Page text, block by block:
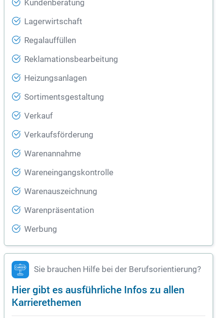
Kundenberatung
Lagerwirtschaft
Regalauffüllen
Reklamationsbearbeitung
Heizungsanlagen
Sortimentsgestaltung
Verkauf
Verkaufsförderung
Warenannahme
Wareneingangskontrolle
Warenauszeichnung
Warenpräsentation
Werbung
Sie brauchen Hilfe bei der Berufsorientierung?
Hier gibt es ausführliche Infos zu allen
Karrierethemen